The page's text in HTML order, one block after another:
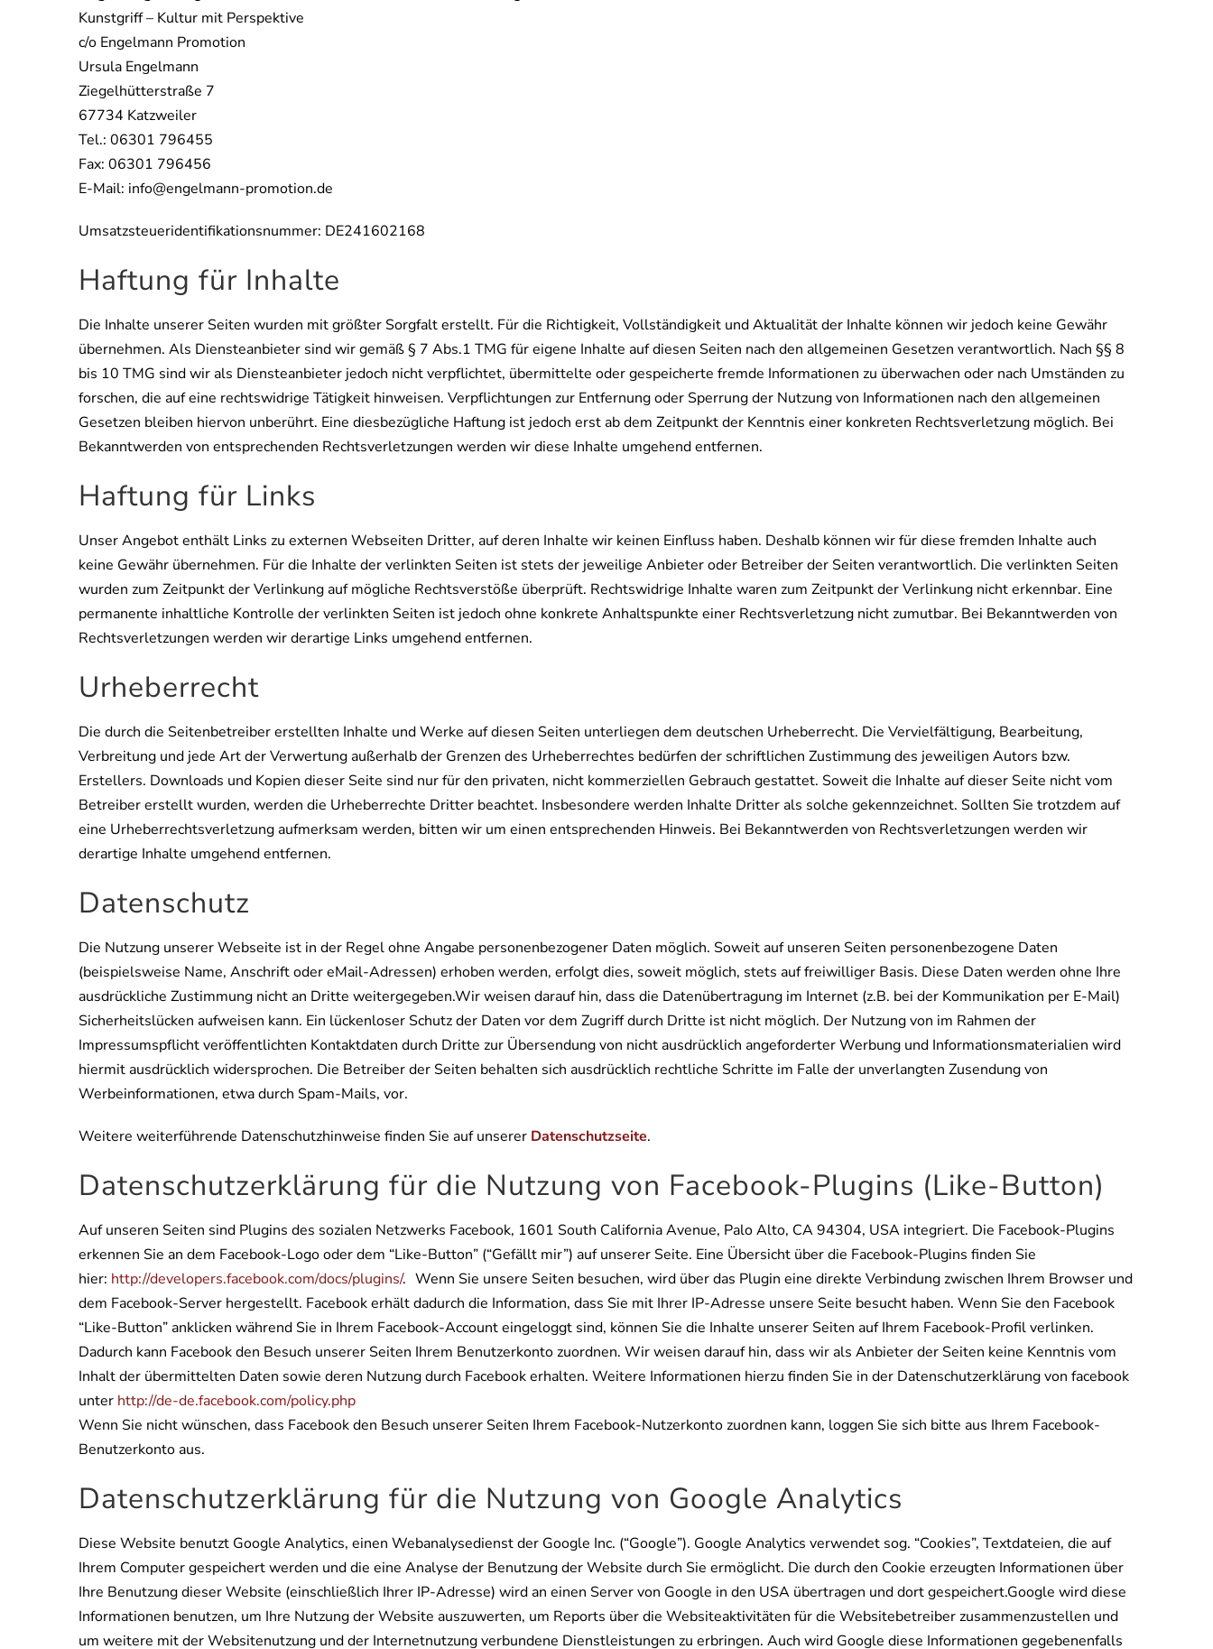
Kunstgriff – Kultur mit Perspektive
c/o Engelmann Promotion
Ursula Engelmann
Ziegelhütterstraße 7
67734 Katzweiler
Tel.: 06301 796455
Fax: 06301 796456
E-Mail: info@engelmann-promotion.de
Umsatzsteueridentifikationsnummer: DE241602168
Haftung für Inhalte
Die Inhalte unserer Seiten wurden mit größter Sorgfalt erstellt. Für die Richtigkeit, Vollständigkeit und Aktualität der Inhalte können wir jedoch keine Gewähr
übernehmen. Als Diensteanbieter sind wir gemäß § 7 Abs.1 TMG für eigene Inhalte auf diesen Seiten nach den allgemeinen Gesetzen verantwortlich. Nach §§ 8
bis 10 TMG sind wir als Diensteanbieter jedoch nicht verpflichtet, übermittelte oder gespeicherte fremde Informationen zu überwachen oder nach Umständen zu
forschen, die auf eine rechtswidrige Tätigkeit hinweisen. Verpflichtungen zur Entfernung oder Sperrung der Nutzung von Informationen nach den allgemeinen
Gesetzen bleiben hiervon unberührt. Eine diesbezügliche Haftung ist jedoch erst ab dem Zeitpunkt der Kenntnis einer konkreten Rechtsverletzung möglich. Bei
Bekanntwerden von entsprechenden Rechtsverletzungen werden wir diese Inhalte umgehend entfernen.
Haftung für Links
Unser Angebot enthält Links zu externen Webseiten Dritter, auf deren Inhalte wir keinen Einfluss haben. Deshalb können wir für diese fremden Inhalte auch
keine Gewähr übernehmen. Für die Inhalte der verlinkten Seiten ist stets der jeweilige Anbieter oder Betreiber der Seiten verantwortlich. Die verlinkten Seiten
wurden zum Zeitpunkt der Verlinkung auf mögliche Rechtsverstöße überprüft. Rechtswidrige Inhalte waren zum Zeitpunkt der Verlinkung nicht erkennbar. Eine
permanente inhaltliche Kontrolle der verlinkten Seiten ist jedoch ohne konkrete Anhaltspunkte einer Rechtsverletzung nicht zumutbar. Bei Bekanntwerden von
Rechtsverletzungen werden wir derartige Links umgehend entfernen.
Urheberrecht
Die durch die Seitenbetreiber erstellten Inhalte und Werke auf diesen Seiten unterliegen dem deutschen Urheberrecht. Die Vervielfältigung, Bearbeitung,
Verbreitung und jede Art der Verwertung außerhalb der Grenzen des Urheberrechtes bedürfen der schriftlichen Zustimmung des jeweiligen Autors bzw.
Erstellers. Downloads und Kopien dieser Seite sind nur für den privaten, nicht kommerziellen Gebrauch gestattet. Soweit die Inhalte auf dieser Seite nicht vom
Betreiber erstellt wurden, werden die Urheberrechte Dritter beachtet. Insbesondere werden Inhalte Dritter als solche gekennzeichnet. Sollten Sie trotzdem auf
eine Urheberrechtsverletzung aufmerksam werden, bitten wir um einen entsprechenden Hinweis. Bei Bekanntwerden von Rechtsverletzungen werden wir
derartige Inhalte umgehend entfernen.
Datenschutz
Die Nutzung unserer Webseite ist in der Regel ohne Angabe personenbezogener Daten möglich. Soweit auf unseren Seiten personenbezogene Daten
(beispielsweise Name, Anschrift oder eMail-Adressen) erhoben werden, erfolgt dies, soweit möglich, stets auf freiwilliger Basis. Diese Daten werden ohne Ihre
ausdrückliche Zustimmung nicht an Dritte weitergegeben.Wir weisen darauf hin, dass die Datenübertragung im Internet (z.B. bei der Kommunikation per E-Mail)
Sicherheitslücken aufweisen kann. Ein lückenloser Schutz der Daten vor dem Zugriff durch Dritte ist nicht möglich. Der Nutzung von im Rahmen der
Impressumspflicht veröffentlichten Kontaktdaten durch Dritte zur Übersendung von nicht ausdrücklich angeforderter Werbung und Informationsmaterialien wird
hiermit ausdrücklich widersprochen. Die Betreiber der Seiten behalten sich ausdrücklich rechtliche Schritte im Falle der unverlangten Zusendung von
Werbeinformationen, etwa durch Spam-Mails, vor.
Weitere weiterführende Datenschutzhinweise finden Sie auf unserer Datenschutzseite.
Datenschutzerklärung für die Nutzung von Facebook-Plugins (Like-Button)
Auf unseren Seiten sind Plugins des sozialen Netzwerks Facebook, 1601 South California Avenue, Palo Alto, CA 94304, USA integriert. Die Facebook-Plugins
erkennen Sie an dem Facebook-Logo oder dem “Like-Button” (“Gefällt mir”) auf unserer Seite. Eine Übersicht über die Facebook-Plugins finden Sie
hier: http://developers.facebook.com/docs/plugins/. Wenn Sie unsere Seiten besuchen, wird über das Plugin eine direkte Verbindung zwischen Ihrem Browser und
dem Facebook-Server hergestellt. Facebook erhält dadurch die Information, dass Sie mit Ihrer IP-Adresse unsere Seite besucht haben. Wenn Sie den Facebook
“Like-Button” anklicken während Sie in Ihrem Facebook-Account eingeloggt sind, können Sie die Inhalte unserer Seiten auf Ihrem Facebook-Profil verlinken.
Dadurch kann Facebook den Besuch unserer Seiten Ihrem Benutzerkonto zuordnen. Wir weisen darauf hin, dass wir als Anbieter der Seiten keine Kenntnis vom
Inhalt der übermittelten Daten sowie deren Nutzung durch Facebook erhalten. Weitere Informationen hierzu finden Sie in der Datenschutzerklärung von facebook
unter http://de-de.facebook.com/policy.php
Wenn Sie nicht wünschen, dass Facebook den Besuch unserer Seiten Ihrem Facebook-Nutzerkonto zuordnen kann, loggen Sie sich bitte aus Ihrem Facebook-
Benutzerkonto aus.
Datenschutzerklärung für die Nutzung von Google Analytics
Diese Website benutzt Google Analytics, einen Webanalysedienst der Google Inc. (“Google”). Google Analytics verwendet sog. “Cookies”, Textdateien, die auf
Ihrem Computer gespeichert werden und die eine Analyse der Benutzung der Website durch Sie ermöglicht. Die durch den Cookie erzeugten Informationen über
Ihre Benutzung dieser Website (einschließlich Ihrer IP-Adresse) wird an einen Server von Google in den USA übertragen und dort gespeichert.Google wird diese
Informationen benutzen, um Ihre Nutzung der Website auszuwerten, um Reports über die Websiteaktivitäten für die Websitebetreiber zusammenzustellen und
um weitere mit der Websitenutzung und der Internetnutzung verbundene Dienstleistungen zu erbringen. Auch wird Google diese Informationen gegebenenfalls